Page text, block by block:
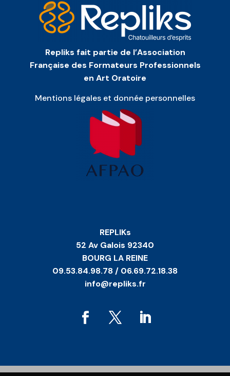
Repliks fait partie de l’Association
Française des Formateurs Professionnels
en Art Oratoire
Mentions légales et donnée personnelles
REPLIKs
52 Av Galois 92340
BOURG LA REINE
09.53.84.98.78 / 06.69.72.18.38
info@repliks.fr